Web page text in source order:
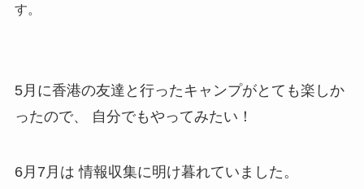
す。
5月に香港の友達と行ったキャンプがとても楽しか
ったので、 自分でもやってみたい！
6月7月は 情報収集に明け暮れていました。